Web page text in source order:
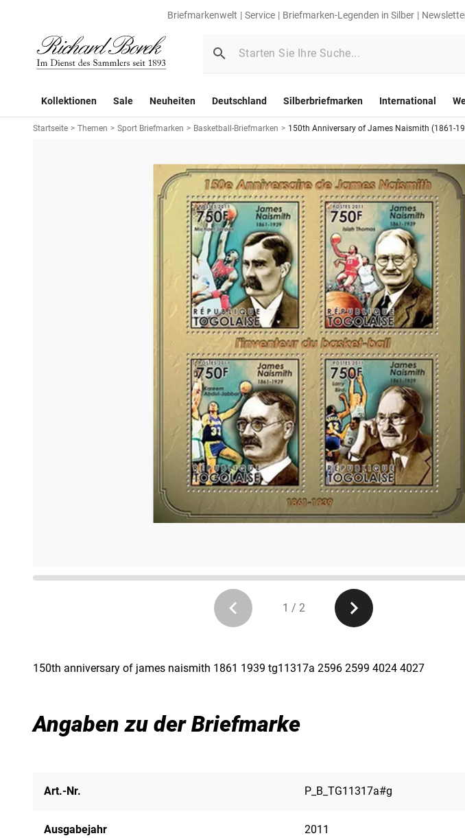
Briefmarkenwelt Service Briefmarken-Legenden in Silber
Kollektionen Sale Neuheiten Deutschland Silberbriefmarken International
Startseite > Themen > Sport Briefmarken > Basketball-Briefmarken > 150th Anniversary of James Naismith (1861-
1 / 2
150th anniversary of james naismith 1861 1939 tg11317a 2596 2599 4024 4027
Angaben zu der Briefmarke
Art.-Nr. P_B_TG11317a#g
Ausgabejahr 2011